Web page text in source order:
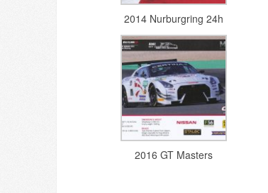
2014 Nurburgring 24h
2016 GT Masters